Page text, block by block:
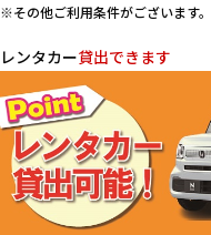
※その他ご利用条件がございます
レンタカー貸出できます